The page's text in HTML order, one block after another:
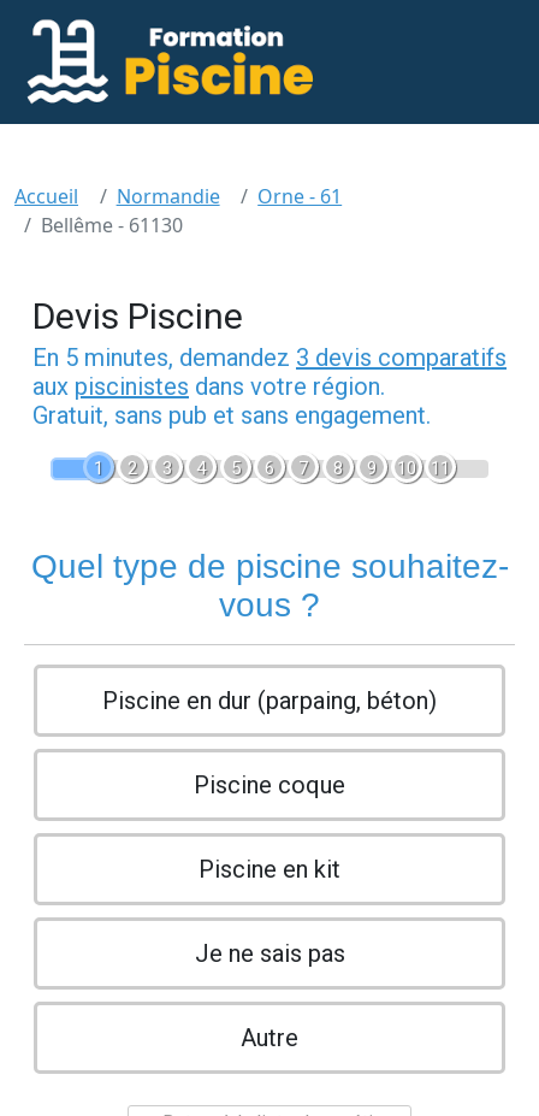
Accueil Normandie
Orne - 61
Bellême - 61130
Devis Piscine
En 5 minutes, demandez 3 devis comparatifs
aux piscinistes dans votre région.
Gratuit, sans pub et sans engagement.
1 2 3 4 5 6 7 8 9 10 11
Quel type de piscine souhaitez-
vous ?
Piscine en dur (parpaing, béton)
Piscine coque
Piscine en kit
Je ne sais pas
Autre